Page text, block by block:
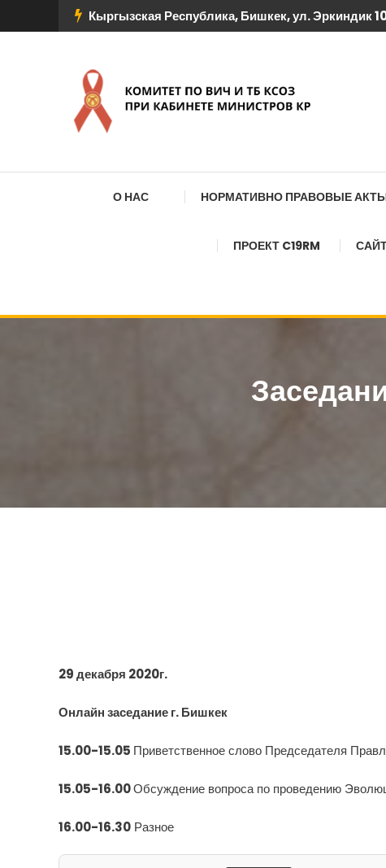
к
Кыргызская Республика, Бишкек, ул. Эркиндик
О НАС НОРМАТИВНО ПРАВОВЫЕ
ПРОЕКТ C19RM
29 декабря 2020г.
Онлайн заседание г. Бишкек
15.00-15.05 Приветственное слово Председателя
15.05-16.00Обсуждение вопроса по проведению
16.00-16.30 Разное